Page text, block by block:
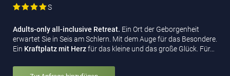
S
Adults-only all-inclusive Retreat. Ein Ort der Geborgenheit
erwartet Sie in Seis am Schlern. Mit dem Auge für das Besondere.
Ein Kraftplatz mit Herzfür das kleine und das große Glück. Für…